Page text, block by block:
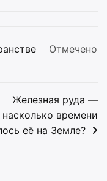
Отмечено
Железная руда —
насколько времени
её на Земле?